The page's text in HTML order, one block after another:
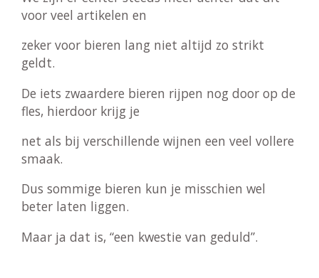
voor veel artikelen en
zeker voor bieren lang niet altijd zo strikt
geldt.
De iets zwaardere bieren rijpen nog door op de
fles, hierdoor krijg je
net als bij verschillende wijnen een veel vollere
smaak.
Dus sommige bieren kun je misschien wel
beter laten liggen.
Maar ja dat is, “een kwestie van geduld”.